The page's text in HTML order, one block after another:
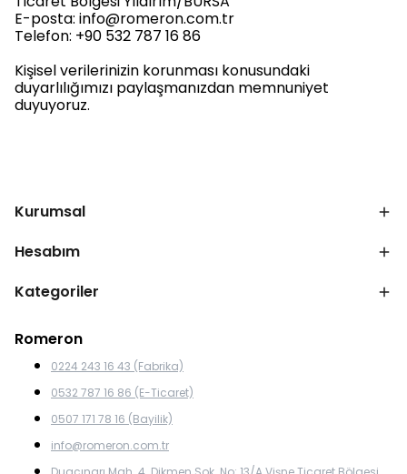
E-posta: info@romeron.com.tr
Telefon: +90 532 787 16 86
Kişisel verilerinizin korunması konusundaki
duyarlılığımızı paylaşmanızdan memnuniyet
duyuyoruz.
Kurumsal
Hesabım
Kategoriler
Romeron
0224 243 16 43 (Fabrika)
0532 787 16 86 (E-Ticaret)
0507 171 78 16 (Bayilik)
info@romeron.com.tr